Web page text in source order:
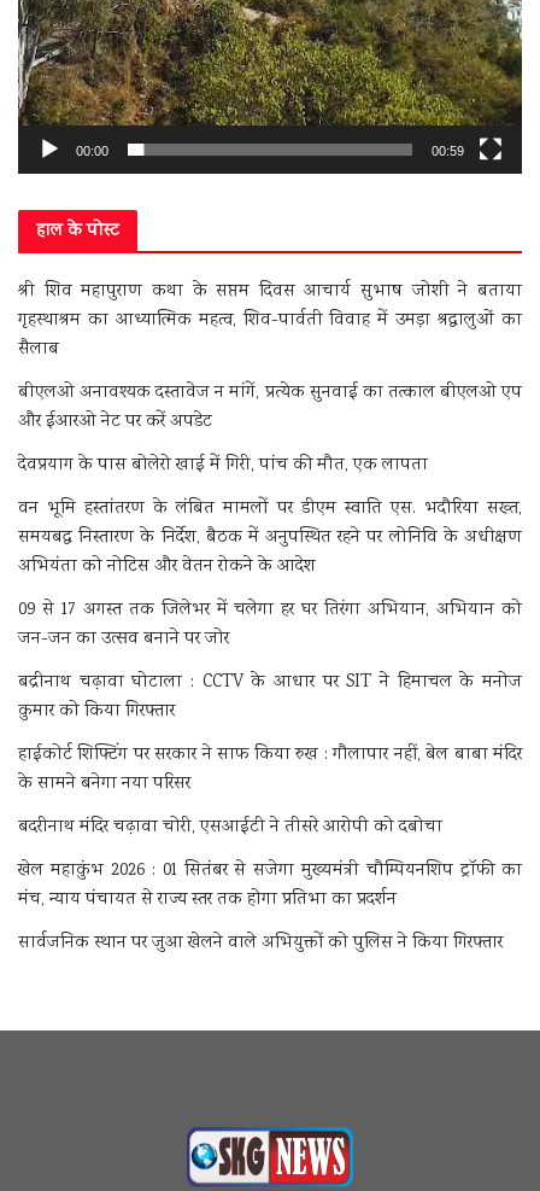
00:00 00:59
हाल के पोस्ट
श्री शिव महापुराण कथा के सप्तम दिवस आचार्य सुभाष जोशी ने बताया
गृहस्थाश्रम का आध्यात्मिक महत्व, शिव-पार्वती विवाह में उमड़ा श्रद्धालुओं का
सैलाब
बीएलओ अनावश्यक दस्तावेज न मांगें, प्रत्येक सुनवाई का तत्काल बीएलओ एप
और ईआरओ नेट पर करें अपडेट
देवप्रयाग के पास बोलेरो खाई में गिरी, पांच की मौत, एक लापता
वन भूमि हस्तांतरण के लंबित मामलों पर डीएम स्वाति एस. भदौरिया सख्त,
समयबद्ध निस्तारण के निर्देश, बैठक में अनुपस्थित रहने पर लोनिवि के अधीक्षण
अभियंता को नोटिस और वेतन रोकने के आदेश
09 से 17 अगस्त तक जिलेभर में चलेगा हर घर तिरंगा अभियान, अभियान को
जन-जन का उत्सव बनाने पर जोर
बद्रीनाथ चढ़ावा घोटाला : CCTV के आधार पर SIT ने हिमाचल के मनोज
कुमार को किया गिरफ्तार
हाईकोर्ट शिफ्टिंग पर सरकार ने साफ किया रुख : गौलापार नहीं, बेल बाबा मंदिर
के सामने बनेगा नया परिसर
बदरीनाथ मंदिर चढ़ावा चोरी, एसआईटी ने तीसरे आरोपी को दबोचा
खेल महाकुंभ 2026 : 01 सितंबर से सजेगा मुख्यमंत्री चौम्पियनशिप ट्रॉफी का
मंच, न्याय पंचायत से राज्य स्तर तक होगा प्रतिभा का प्रदर्शन
सार्वजनिक स्थान पर जुआ खेलने वाले अभियुक्तों को पुलिस ने किया गिरफ्तार